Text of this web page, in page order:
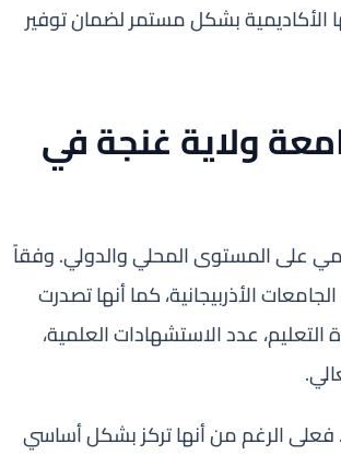
الأكاديمية بشكل مستمر لضمان توفير
ولاية غنجة في
على المستوى المحلي والدولي. وفقاً
الأذربيجانية، كما أنها تصدرت
عدد الاستشهادات العلمية،
الرغم من أنها تركز بشكل أساسي